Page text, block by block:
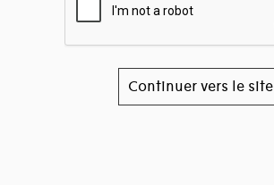
Continuer vers le site